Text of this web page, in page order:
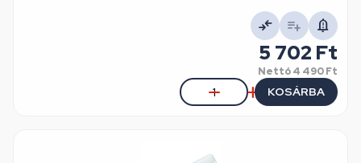
5 702 Ft
Nettó4 490 Ft
KOSÁRBA